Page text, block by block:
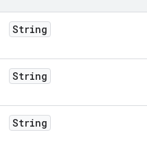
String
String
String